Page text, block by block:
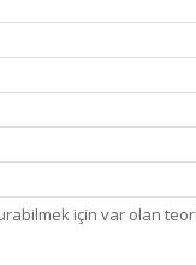
için var olan